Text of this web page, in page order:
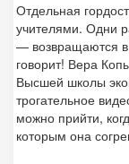
Отдельная
учителями. Одни
— возвращаются
говорит! Вера
Высшей школы
трогательное
можно прийти,
которым она